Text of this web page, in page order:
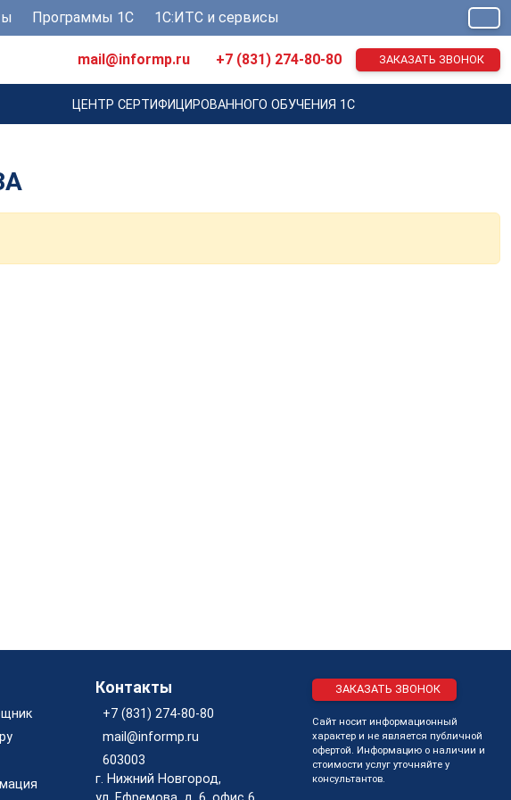
Программы 1С 1С:ИТС и сервисы
mail@informp.ru +7 (831) 274-80-80 ЗАКАЗАТЬ ЗВОНОК
ЦЕНТР СЕРТИФИЦИРОВАННОГО ОБУЧЕНИЯ 1С
Контакты
+7 (831) 274-80-80
mail@informp.ru
603003
г. Нижний Новгород,
ЗАКАЗАТЬ ЗВОНОК
Сайт носит информационный
характер и не является публичной
офертой. Информацию о наличии и
стоимости услуг уточняйте у
консультантов.